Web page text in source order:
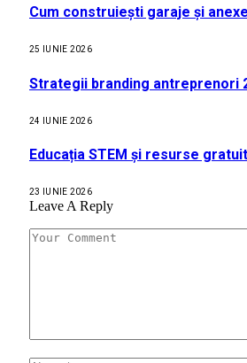
Cum construiești garaje și
25 IUNIE 2026
Strategii branding antreprenori
24 IUNIE 2026
Educația STEM și resurse
23 IUNIE 2026
Leave A Reply